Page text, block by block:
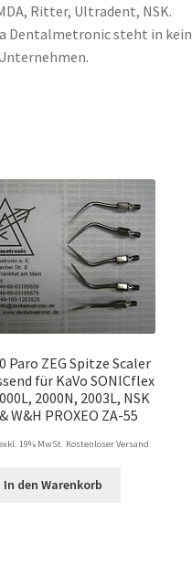
Ritter, Ultradent, NSK.
Dentalmetronic steht in
Paro ZEG Spitze Scaler
für KaVo SONICflex
2000N, 2003L, NSK
W&H PROXEO ZA-55
19% MwSt. Kostenloser Versand
In den Warenkorb